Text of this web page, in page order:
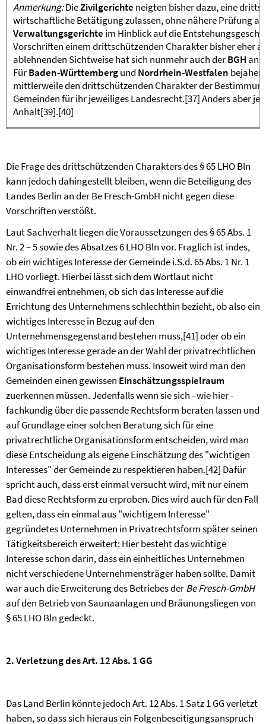
Anmerkung:DieZivilgerichte neigten bisher dazu, eine
wirtschaftliche Betätigung zulassen, ohne nähere Prüfung
Verwaltungsgerichte im Hinblick auf die
Vorschriften einem drittschützenden Charakter bisher eher
ablehnenden Sichtweise hat sich nunmehr auch derBGH
FürBaden-Württembergund Nordrhein-Westfalen bejahen
mittlerweile den drittschützenden Charakter der
Gemeinden für ihr jeweiliges Landesrecht.[37]Anders aber
Anhalt[39].[40]
Die Frage des drittschützenden Charakters des § 65 LHO Bln
kann jedoch dahingestellt bleiben, wenn die Beteiligung des
Landes Berlin an der Be Fresch-GmbH nicht gegen diese
Vorschriften verstößt.
Laut Sachverhalt liegen die Voraussetzungen des § 65 Abs. 1
Nr. 2 – 5 sowie des Absatzes 6 LHO Bln vor. Fraglich ist indes,
ob ein wichtiges Interesse der Gemeinde i.S.d. 65 Abs. 1 Nr. 1
LHO vorliegt. Hierbei lässt sich dem Wortlaut nicht
einwandfrei entnehmen, ob sich das Interesse auf die
Errichtung des Unternehmens schlechthin bezieht, ob also ein
wichtiges Interesse in Bezug auf den
Unternehmensgegenstand bestehen muss,[41]oder ob ein
wichtiges Interesse gerade an der Wahl der privatrechtlichen
Organisationsform bestehen muss. Insoweit wird man den
Gemeinden einen gewissen Einschätzungsspielraum
zuerkennen müssen. Jedenfalls wenn sie sich - wie hier -
fachkundig über die passende Rechtsform beraten lassen und
auf Grundlage einer solchen Beratung sich für eine
privatrechtliche Organisationsform entscheiden, wird man
diese Entscheidung als eigene Einschätzung des "wichtigen
Interesses" der Gemeinde zu respektieren haben.[42] Dafür
spricht auch, dass erst einmal versucht wird, mit nur einem
Bad diese Rechtsform zu erproben. Dies wird auch für den Fall
gelten, dass ein einmal aus "wichtigem Interesse"
gegründetes Unternehmen in Privatrechtsform später seinen
Tätigkeitsbereich erweitert: Hier besteht das wichtige
Interesse schon darin, dass ein einheitliches Unternehmen
nicht verschiedene Unternehmensträger haben sollte. Damit
war auch die Erweiterung des Betriebes derBe Fresch-GmbH
auf den Betrieb von Saunaanlagen und Bräunungsliegen von
§ 65 LHO Bln gedeckt.
2. Verletzung des Art. 12 Abs. 1 GG
Das Land Berlin könnte jedoch Art. 12 Abs. 1 Satz 1 GG verletzt
haben, so dass sich hieraus ein Folgenbeseitigungsanspruch